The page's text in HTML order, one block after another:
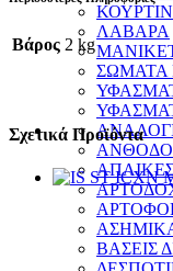
ΛΑΒΑΡΑ
ΣΩΜΑΤΑ
ΒΑΣΕΙΣ
Βάρος 2 kg
Σχετικά Προϊόντα